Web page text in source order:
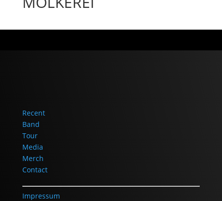
Recent
Band
Tour
Media
Merch
Contact
Impressum